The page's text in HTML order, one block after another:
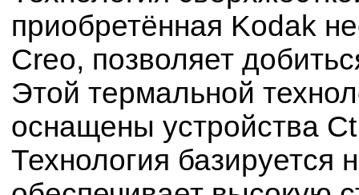
приобретённая Kodak
Creo, позволяет
Этой термальной
оснащены устройства
Технология